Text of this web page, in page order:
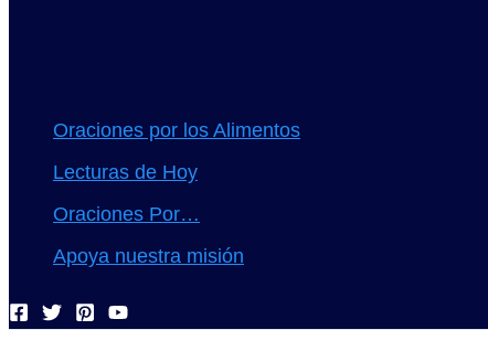
Oraciones por los Alimentos
Lecturas de Hoy
Oraciones Por…
Apoya nuestra misión